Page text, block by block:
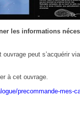
les informations
ouvrage peut s’acquérir
à cet ouvrage.
precommande-mes-